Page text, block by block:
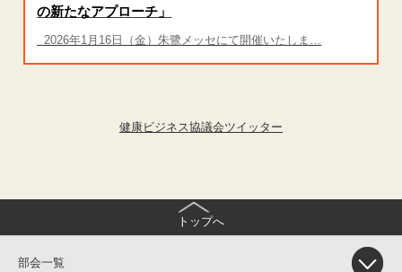
の新たなアプローチ」
2026年1月16日（金）朱鷺メッセにて開催いたしま…
健康ビジネス協議会ツイッター
トップへ
部会一覧